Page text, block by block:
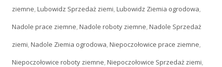
ziemne,Lubowidz Sprzedaż ziemi,Lubowidz Ziemia ogrodowa,
Nadole prace ziemne,Nadole roboty ziemne,Nadole Sprzedaż
ziemi,Nadole Ziemia ogrodowa,Niepoczołowice prace ziemne,
Niepoczołowice roboty ziemne,Niepoczołowice Sprzedaż ziemi,